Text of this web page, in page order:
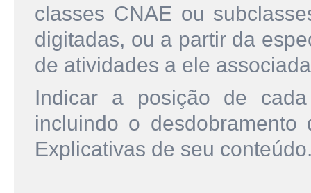
classes CNAE ou
digitadas, ou a partir da
de atividades a ele
Indicar a posição de
incluindo o
Explicativas de seu